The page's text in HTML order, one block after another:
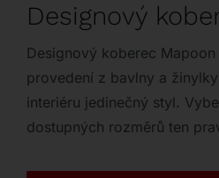
Designový
Designový koberec
provedení z bavlny a
interiéru jedinečný styl.
dostupných rozměrů ten